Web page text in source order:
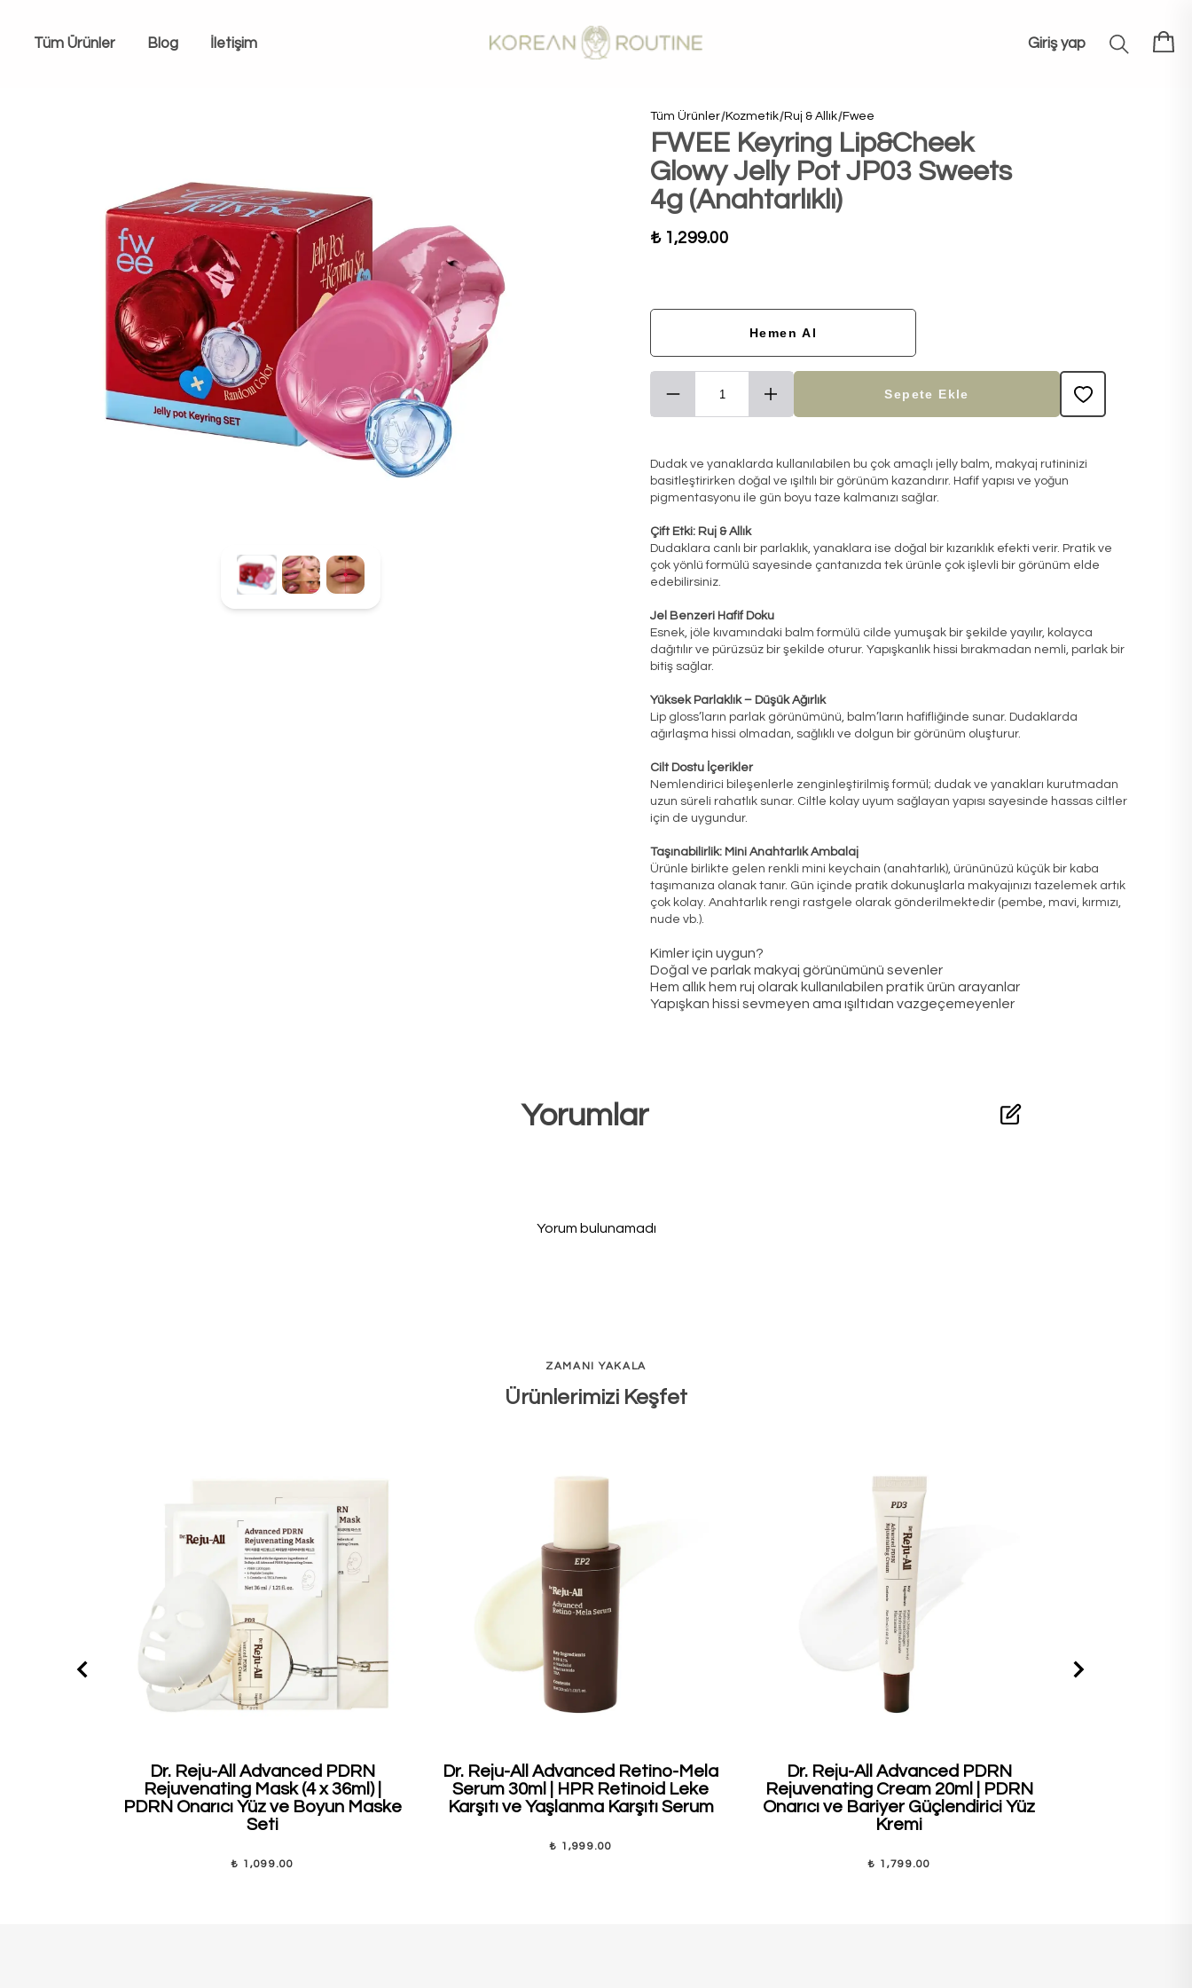
Tüm Ürünler Blog İletişim Giriş yap
Tüm Ürünler Kozmetik Ruj & Allık Fwee
FWEE Keyring Lip&Cheek
Glowy Jelly Pot JP03 Sweets
4g (Anahtarlıklı)
₺ 1,299.00
Hemen Al
Sepete Ekle
Dudak ve yanaklarda kullanılabilen bu çok amaçlı jelly balm, makyaj rutininizi
basitleştirirken doğal ve ışıltılı bir görünüm kazandırır. Hafif yapısı ve yoğun
pigmentasyonu ile gün boyu taze kalmanızı sağlar.
Çift Etki: Ruj & Allık
Dudaklara canlı bir parlaklık, yanaklara ise doğal bir kızarıklık efekti verir. Pratik ve
çok yönlü formülü sayesinde çantanızda tek ürünle çok işlevli bir görünüm elde
edebilirsiniz.
Jel Benzeri Hafif Doku
Esnek, jöle kıvamındaki balm formülü cilde yumuşak bir şekilde yayılır, kolayca
dağıtılır ve pürüzsüz bir şekilde oturur. Yapışkanlık hissi bırakmadan nemli, parlak bir
bitiş sağlar.
Yüksek Parlaklık – Düşük Ağırlık
Lip gloss’ların parlak görünümünü, balm’ların hafifliğinde sunar. Dudaklarda
ağırlaşma hissi olmadan, sağlıklı ve dolgun bir görünüm oluşturur.
Cilt Dostu İçerikler
Nemlendirici bileşenlerle zenginleştirilmiş formül; dudak ve yanakları kurutmadan
uzun süreli rahatlık sunar. Ciltle kolay uyum sağlayan yapısı sayesinde hassas ciltler
için de uygundur.
Taşınabilirlik: Mini Anahtarlık Ambalaj
Ürünle birlikte gelen renkli mini keychain (anahtarlık), ürününüzü küçük bir kaba
taşımanıza olanak tanır. Gün içinde pratik dokunuşlarla makyajınızı tazelemek artık
çok kolay. Anahtarlık rengi rastgele olarak gönderilmektedir (pembe, mavi, kırmızı,
nude vb.).
Kimler için uygun?
Doğal ve parlak makyaj görünümünü sevenler
Hem allık hem ruj olarak kullanılabilen pratik ürün arayanlar
Yapışkan hissi sevmeyen ama ışıltıdan vazgeçemeyenler
Yorumlar
Yorum bulunamadı
ZAMANI YAKALA
Ürünlerimizi Keşfet
Dr. Reju-All Advanced PDRN
Rejuvenating Mask (4 x 36ml) |
PDRN Onarıcı Yüz ve Boyun Maske
Seti
₺ 1,099.00
Dr. Reju-All Advanced Retino-Mela
Serum 30ml | HPR Retinoid Leke
Karşıtı ve Yaşlanma Karşıtı Serum
₺ 1,999.00
Dr. Reju-All Advanced PDRN
Rejuvenating Cream 20ml | PDRN
Onarıcı ve Bariyer Güçlendirici Yüz
Kremi
₺ 1,799.00